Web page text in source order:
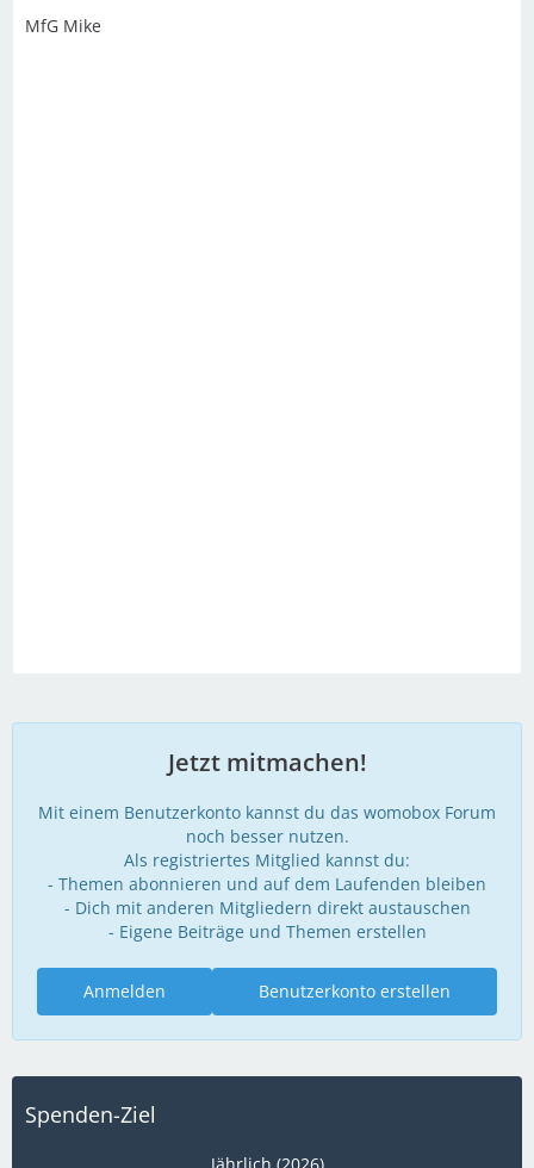
MfG Mike
Jetzt mitmachen!
Mit einem Benutzerkonto kannst du das womobox Forum
noch besser nutzen.
Als registriertes Mitglied kannst du:
- Themen abonnieren und auf dem Laufenden bleiben
- Dich mit anderen Mitgliedern direkt austauschen
- Eigene Beiträge und Themen erstellen
Benutzerkonto erstellen
Anmelden
Spenden-Ziel